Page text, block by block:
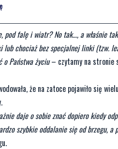
pod falę i wiatr? No tak…, a właśnie
lub chociaż bez specjalnej linki (tzw.
o Państwa życiu– czytamy na stronie
że na zatoce pojawiło się
daje o sobie znać dopiero kiedy
szybkie oddalanie się od brzegu, a